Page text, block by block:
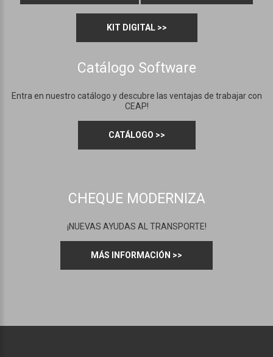
KIT DIGITAL >>
Catálogo Software
Entra en nuestro catálogo y descubre las ventajas de trabajar con
CEAP!
CATÁLOGO >>
CHEQUE MODERNIZA
¡NUEVAS AYUDAS AL TRANSPORTE!
MÁS INFORMACIÓN >>